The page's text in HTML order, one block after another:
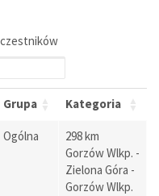
Grupa Kategoria
Ogólna
298 km
Gorzów Wlkp. -
Zielona Góra -
Gorzów Wlkp.